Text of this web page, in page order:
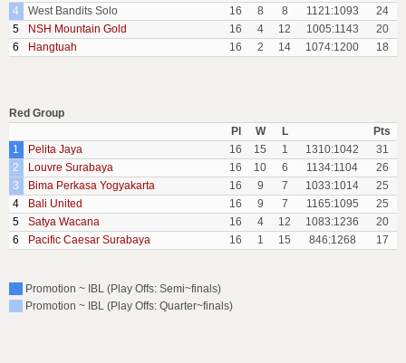
4
West Bandits Solo 16 8 8 1121:1093
24
5
NSH Mountain Gold 16 4 12 1005:1143
20
6
Hangtuah 16 2 14 1074:1200 18
Red Group
Pl
W L
Pts
1
Pelita Jaya 16 15 1 1310:1042
31
2
Louvre Surabaya 16 10 6 1134:1104
26
3
Bima Perkasa Yogyakarta 16 9 7 1033:1014
25
4
Bali United 16 9 7 1165:1095
25
5
Satya Wacana 16 4 12 1083:1236
20
6
Pacific Caesar Surabaya 16 1 15 846:1268 17
Promotion ~ IBL (Play Offs: Semi~finals)
Promotion ~ IBL (Play Offs: Quarter~finals)